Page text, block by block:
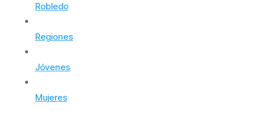
Robledo
Regiones
Jóvenes
Mujeres